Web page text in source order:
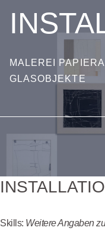
MALEREI
GLASOBJEKTE
Skills: Weitere Angaben